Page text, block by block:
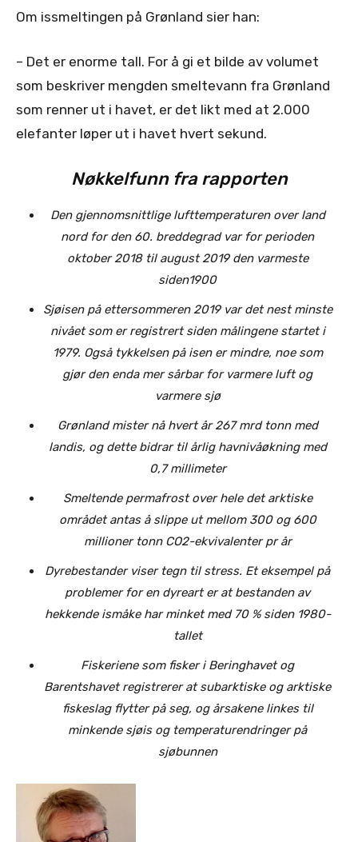
Om issmeltingen på Grønland sier han:
– Det er enorme tall. For å gi et bilde av volumet
som beskriver mengden smeltevann fra Grønland
som renner ut i havet, er det likt med at 2.000
elefanter løper ut i havet hvert sekund.
Nøkkelfunn fra rapporten
Den gjennomsnittlige lufttemperaturen over land
nord for den 60. breddegrad var for perioden
oktober 2018 til august 2019 den varmeste
siden1900
Sjøisen på ettersommeren 2019 var det nest minste
nivået som er registrert siden målingene startet i
1979. Også tykkelsen på isen er mindre, noe som
gjør den enda mer sårbar for varmere luft og
varmere sjø
Grønland mister nå hvert år 267 mrd tonn med
landis, og dette bidrar til årlig havnivåøkning med
0,7 millimeter
Smeltende permafrost over hele det arktiske
området antas å slippe ut mellom 300 og 600
millioner tonn CO2-ekvivalenter pr år
Dyrebestander viser tegn til stress. Et eksempel på
problemer for en dyreart er at bestanden av
hekkende ismåke har minket med 70 % siden 1980-
tallet
Fiskeriene som fisker i Beringhavet og
Barentshavet registrerer at subarktiske og arktiske
fiskeslag flytter på seg, og årsakene linkes til
minkende sjøis og temperaturendringer på
sjøbunnen